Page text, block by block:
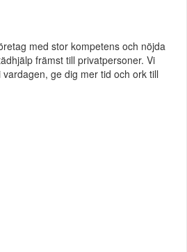
med stor kompetens och nöjda
främst till privatpersoner. Vi
ge dig mer tid och ork till